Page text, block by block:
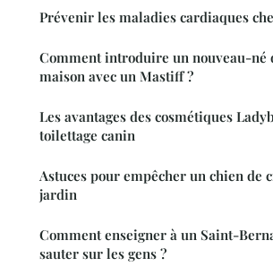
Prévenir les maladies cardiaques
Comment introduire un nouveau-né
maison avec un Mastiff ?
Les avantages des cosmétiques
toilettage canin
Astuces pour empêcher un chien de
jardin
Comment enseigner à un Saint-
sauter sur les gens ?